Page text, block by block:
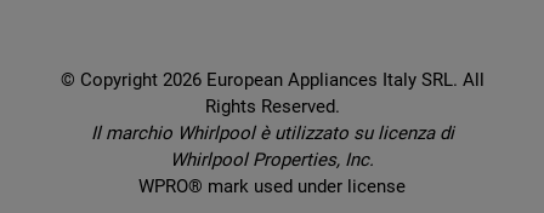
Ricette
Domande frequenti
Sul sicuro
Codice etico
Dichiarazione di accessibilità
Preferenze Cookie
© Copyright 2026 European Appliances Italy SRL. All
Rights Reserved.
Il marchio Whirlpool è utilizzato su licenza di
Whirlpool Properties, Inc.
WPRO® mark used under license